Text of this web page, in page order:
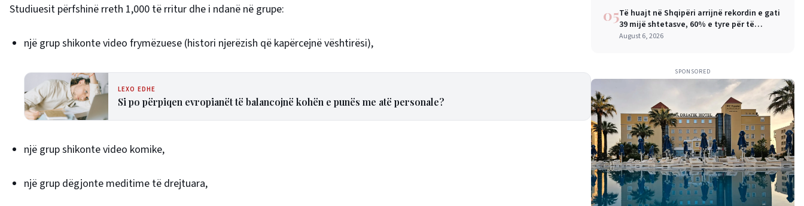
Studiuesit përfshinë rreth 1,000 të rritur dhe i ndanë në grupe:
një grup shikonte video frymëzuese (histori njerëzish që kapërcejnë vështirësi),
LEXO EDHE
Si po përpiqen evropianët të balancojnë kohën e punës me atë personale?
një grup shikonte video komike,
një grup dëgjonte meditime të drejtuara,
05Të huajt në Shqipëri arrijnë rekordin e gati
39 mijë shtetasve, 60% e tyre për të
punuar
August 6, 2026
SPONSORED